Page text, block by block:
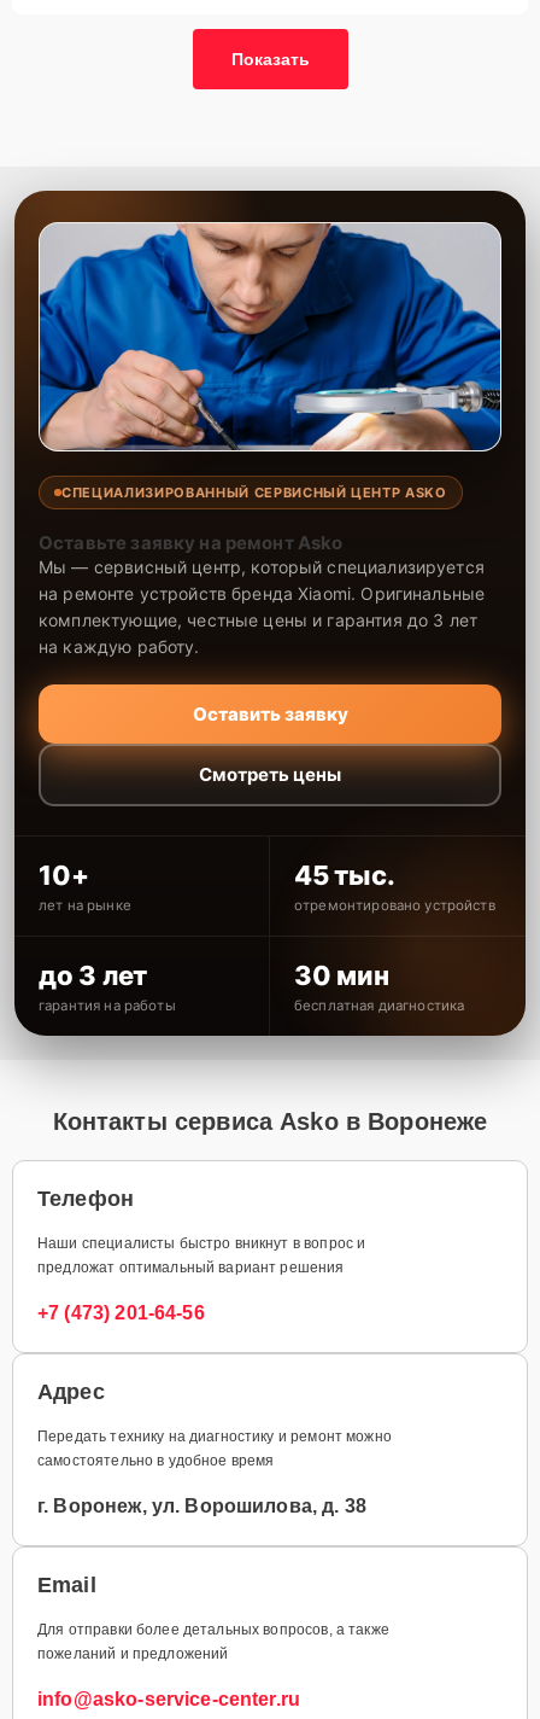
Показать
СПЕЦИАЛИЗИРОВАННЫЙ СЕРВИСНЫЙ ЦЕНТР ASKO
Оставьте заявку на ремонт Asko
Мы — сервисный центр, который специализируется
на ремонте устройств бренда Xiaomi. Оригинальные
комплектующие, честные цены и гарантия до 3 лет
на каждую работу.
Оставить заявку
Смотреть цены
10+
лет на рынке
45 тыс.
отремонтировано устройств
до 3 лет
гарантия на работы
30 мин
бесплатная диагностика
Контакты сервиса Asko в Воронеже
Телефон
Наши специалисты быстро вникнут в вопрос и
предложат оптимальный вариант решения
+7 (473) 201-64-56
Адрес
Передать технику на диагностику и ремонт можно
самостоятельно в удобное время
г. Воронеж, ул. Ворошилова, д. 38
Email
Для отправки более детальных вопросов, а также
пожеланий и предложений
info@asko-service-center.ru